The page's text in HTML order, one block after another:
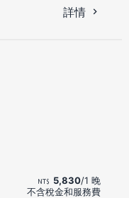
詳情
5,830/1 晚
不含稅金和服務費